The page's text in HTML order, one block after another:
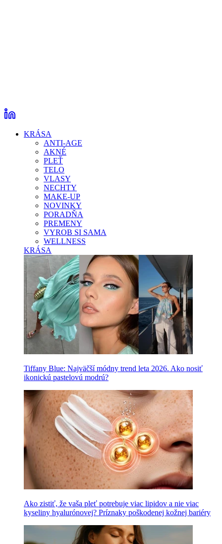
KRÁSA
ANTI-AGE
AKNÉ
PLEŤ
TELO
VLASY
NECHTY
MAKE-UP
NOVINKY
PORADŇA
PREMENY
VYROB SI SAMA
WELLNESS
KRÁSA
Tiffany Blue: Najväčší módny trend leta 2026. Ako nosiť
ikonickú pastelovú modrú?
Ako zistiť, že vaša pleť potrebuje viac lipidov a nie viac
kyseliny hyalurónovej? Príznaky poškodenej kožnej bariéry